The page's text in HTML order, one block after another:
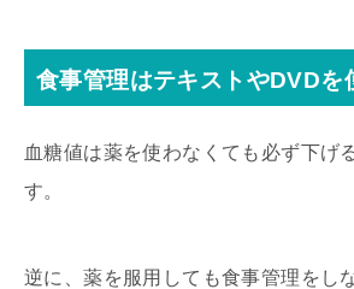
食事管理はテキストやDVDを
血糖値は薬を使わなくても必ず下げ
す。
逆に、薬を服用しても食事管理をし